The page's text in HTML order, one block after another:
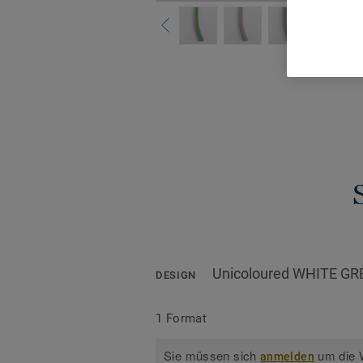
DESIGN Unicoloured WHITE
1 Format
Sie müssen sichanmelden um die